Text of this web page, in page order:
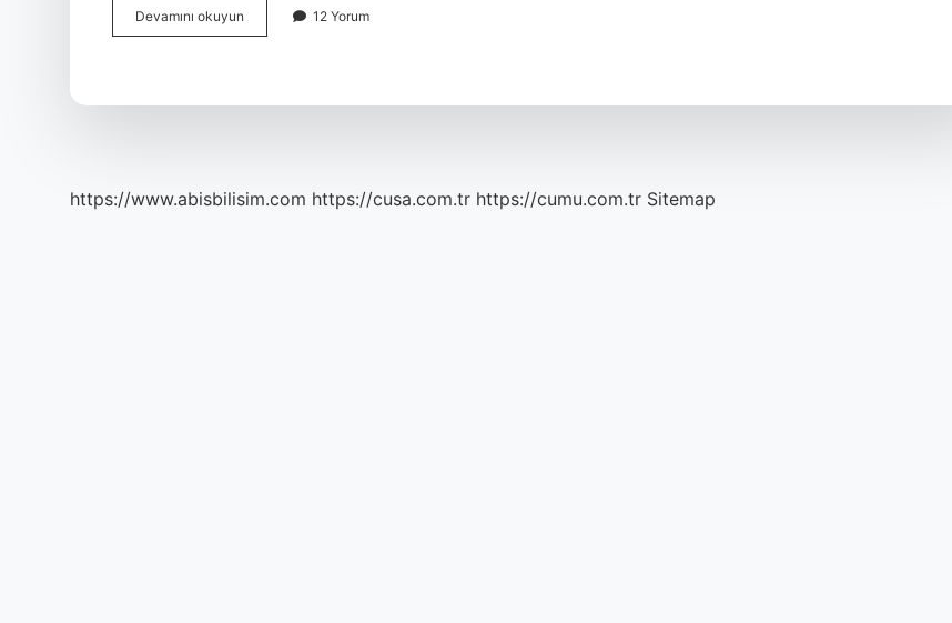
Devamını okuyun Karakovan
nasıl
12 Yorum
https://www.abisbilisim.com https://cusa.com.tr https://cumu.com.tr Sitemap